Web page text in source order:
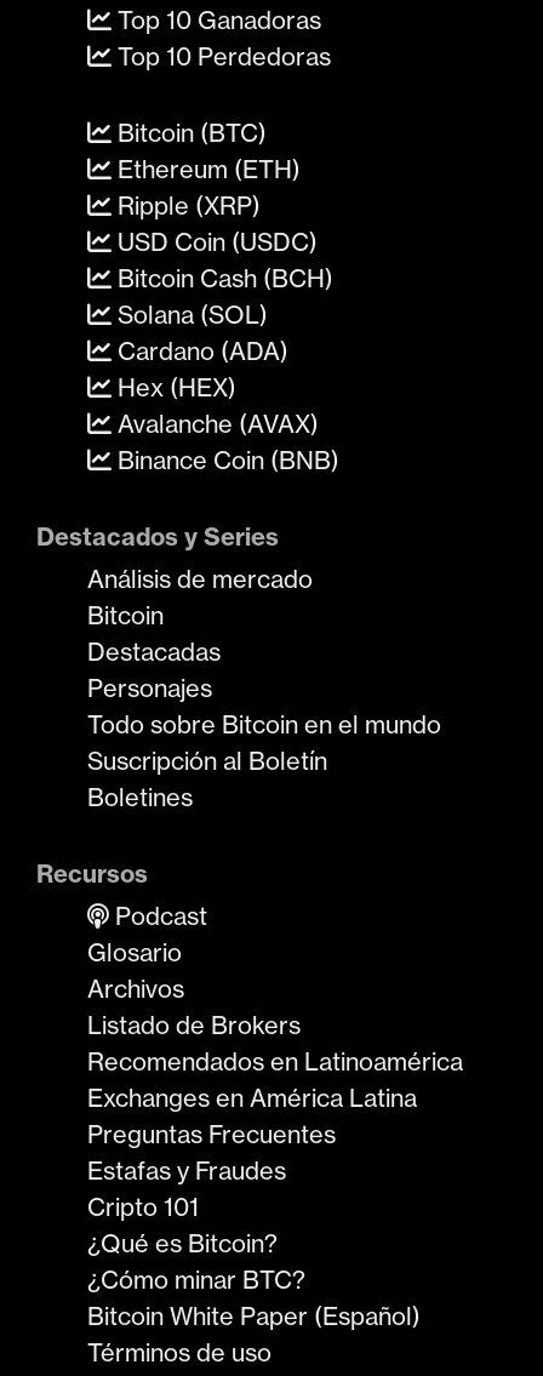
Top 10 Ganadoras
Top 10 Perdedoras
Bitcoin (BTC)
Ethereum (ETH)
Ripple (XRP)
USD Coin (USDC)
Bitcoin Cash (BCH)
Solana (SOL)
Cardano (ADA)
Hex (HEX)
Avalanche (AVAX)
Binance Coin (BNB)
Destacados y Series
Análisis de mercado
Bitcoin
Destacadas
Personajes
Todo sobre Bitcoin en el mundo
Suscripción al Boletín
Boletines
Recursos
Podcast
Glosario
Archivos
Listado de Brokers
Recomendados en Latinoamérica
Exchanges en América Latina
Preguntas Frecuentes
Estafas y Fraudes
Cripto 101
¿Qué es Bitcoin?
¿Cómo minar BTC?
Bitcoin White Paper (Español)
Términos de uso